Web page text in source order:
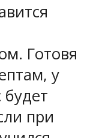
Готовя
у
при